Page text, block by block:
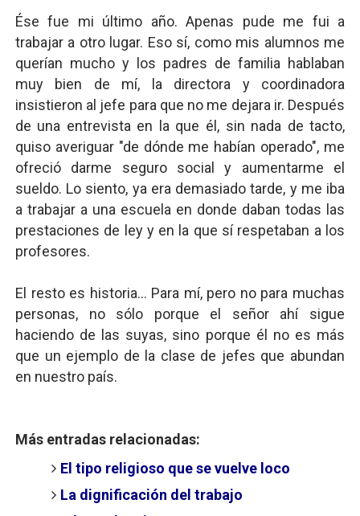
Ése fue mi último año. Apenas pude me fui a
trabajar a otro lugar. Eso sí, como mis alumnos me
querían mucho y los padres de familia hablaban
muy bien de mí, la directora y coordinadora
insistieron al jefe para que no me dejara ir. Después
de una entrevista en la que él, sin nada de tacto,
quiso averiguar "de dónde me habían operado", me
ofreció darme seguro social y aumentarme el
sueldo. Lo siento, ya era demasiado tarde, y me iba
a trabajar a una escuela en donde daban todas las
prestaciones de ley y en la que sí respetaban a los
profesores.
El resto es historia... Para mí, pero no para muchas
personas, no sólo porque el señor ahí sigue
haciendo de las suyas, sino porque él no es más
que un ejemplo de la clase de jefes que abundan
en nuestro país.
Más entradas relacionadas:
El tipo religioso que se vuelve loco
La dignificación del trabajo